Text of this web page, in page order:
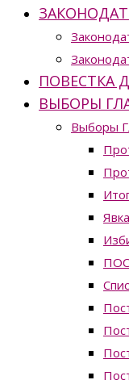
ПОВЕСТКА
ВЫБОРЫ
Выборы